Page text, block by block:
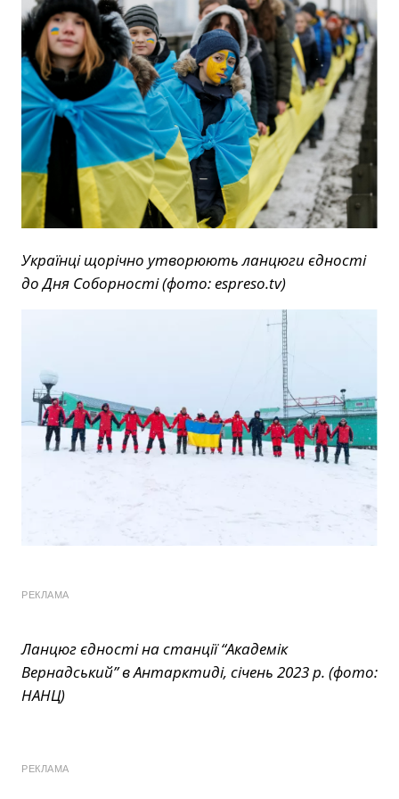
Українці щорічно утворюють ланцюги єдності
до Дня Соборності (фото: espreso.tv)
РЕКЛАМА
Ланцюг єдності на станції “Академік
Вернадський” в Антарктиді, січень 2023 р. (фото:
НАНЦ)
РЕКЛАМА